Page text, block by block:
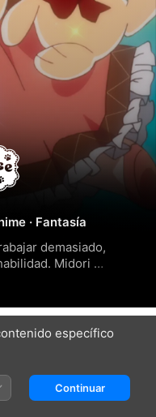
· Fantasía
demasiado,
Midori
decidir si los
existiendo. A
las criaturas no
bestias fantásticas o
específico
Continuar